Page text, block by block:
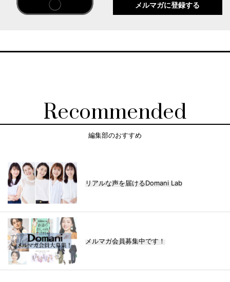
メルマガに登録する
Recommended
編集部のおすすめ
リアルな声を届けるDomani Lab
メルマガ会員募集中です！